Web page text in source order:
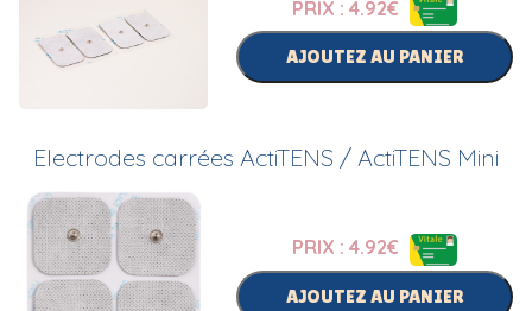
PRIX : 4.92€
AJOUTEZ AU PANIER
Electrodes carrées ActiTENS / ActiTENS Mini
PRIX : 4.92€
AJOUTEZ AU PANIER